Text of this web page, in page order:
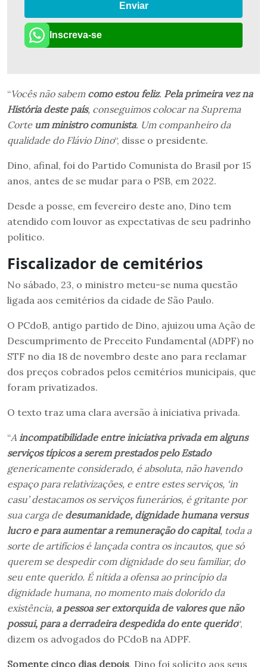
Enviar
Inscreva-se
“Vocês não sabem como estou feliz. Pela primeira vez na
História deste país, conseguimos colocar na Suprema
Corteum ministro comunista. Um companheiro da
qualidade do Flávio Dino“, disse o presidente.
Dino, afinal, foi do Partido Comunista do Brasil por 15
anos, antes de se mudar para o PSB, em 2022.
Desde a posse, em fevereiro deste ano, Dino tem
atendido com louvor as expectativas de seu padrinho
político.
Fiscalizador de cemitérios
No sábado, 23, o ministro meteu-se numa questão
ligada aos cemitérios da cidade de São Paulo.
O PCdoB, antigo partido de Dino, ajuizou uma Ação de
Descumprimento de Preceito Fundamental (ADPF) no
STF no dia 18 de novembro deste ano para reclamar
dos preços cobrados pelos cemitérios municipais, que
foram privatizados.
O texto traz uma clara aversão à iniciativa privada.
“A incompatibilidade entre iniciativa privada em alguns
serviços típicos a serem prestados pelo Estado
genericamente considerado, é absoluta, não havendo
espaço para relativizações, e entre estes serviços, ‘in
casu’ destacamos os serviços funerários, é gritante por
sua carga de desumanidade, dignidade humana versus
lucro e para aumentar a remuneração do capital, toda a
sorte de artifícios é lançada contra os incautos, que só
querem se despedir com dignidade do seu familiar, do
seu ente querido. É nítida a ofensa ao princípio da
dignidade humana, no momento mais dolorido da
existência, a pessoa ser extorquida de valores que não
possui, para a derradeira despedida do ente querido“,
dizem os advogados do PCdoB na ADPF.
Somente cinco dias depois, Dino foi solícito aos seus